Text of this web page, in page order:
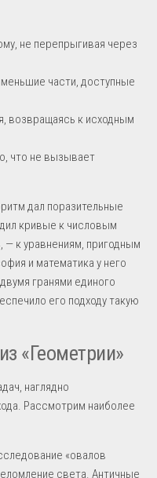
не перепрыгивая через
части, доступные
возвращаясь к исходным
что не вызывает
дал поразительные
кривые к числовым
к уравнениям, пригодным
и математика у него
гранями единого
его подходу такую
«Геометрии»
наглядно
Рассмотрим наиболее
«овалов
света. Античные